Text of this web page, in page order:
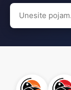
Search
for: